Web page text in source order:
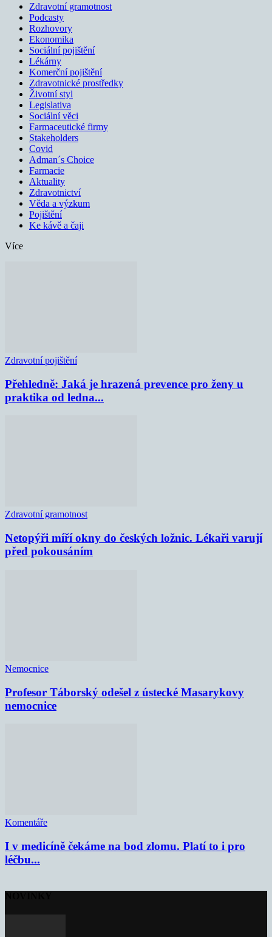
Zdravotní gramotnost
Podcasty
Rozhovory
Ekonomika
Sociální pojištění
Lékárny
Komerční pojištění
Zdravotnické prostředky
Životní styl
Legislativa
Sociální věci
Farmaceutické firmy
Stakeholders
Covid
Adman´s Choice
Farmacie
Aktuality
Zdravotnictví
Věda a výzkum
Pojištění
Ke kávě a čaji
Více
Zdravotní pojištění
Přehledně: Jaká je hrazená prevence pro ženy u
praktika od ledna...
Zdravotní gramotnost
Netopýři míří okny do českých ložnic. Lékaři varují
před pokousáním
Nemocnice
Profesor Táborský odešel z ústecké Masarykovy
nemocnice
Komentáře
I v medicíně čekáme na bod zlomu. Platí to i pro
léčbu...